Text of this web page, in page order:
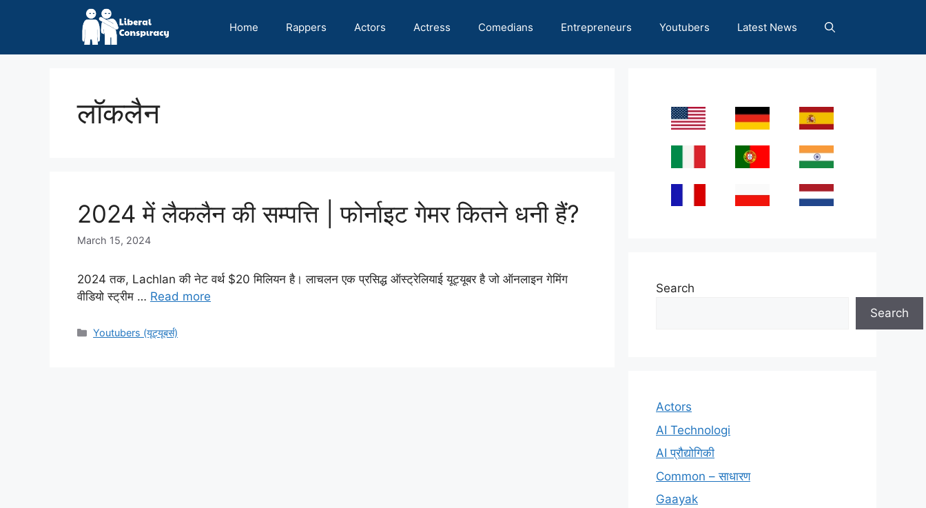
Home Rappers Actors Actress Comedians Entrepreneurs Youtubers Latest News
लॉकलैन
2024 में लैकलैन की सम्पत्ति | फोर्नाइट गेमर कितने धनी हैं?
March 15, 2024
2024 तक, Lachlan की नेट वर्थ $20 मिलियन है। लाचलन एक प्रसिद्ध ऑस्ट्रेलियाई यूट्यूबर है जो ऑनलाइन गेमिंग
वीडियो स्ट्रीम … Read more
Categories
Youtubers (यूट्यूबर्स)
Search
Search
Actors
AI Technologi
AI प्रौद्योगिकी
Common – साधारण
Gaayak